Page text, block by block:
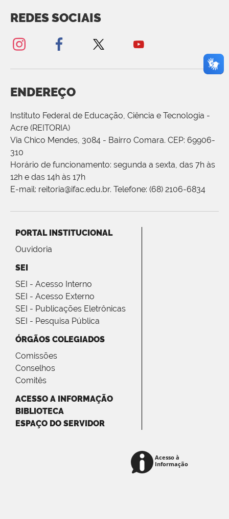
REDES SOCIAIS
ENDEREÇO
Instituto Federal de Educação, Ciência e Tecnologia -
Acre (REITORIA)
Via Chico Mendes, 3084 - Bairro Comara. CEP: 69906-
310
Horário de funcionamento: segunda a sexta, das 7h às
12h e das 14h às 17h
E-mail: reitoria@ifac.edu.br. Telefone: (68) 2106-6834
PORTAL INSTITUCIONAL
Ouvidoria
SEI
SEI - Acesso Interno
SEI - Acesso Externo
SEI - Publicações Eletrônicas
SEI - Pesquisa Pública
ÓRGÃOS COLEGIADOS
Comissões
Conselhos
Comitês
ACESSO A INFORMAÇÃO
BIBLIOTECA
ESPAÇO DO SERVIDOR